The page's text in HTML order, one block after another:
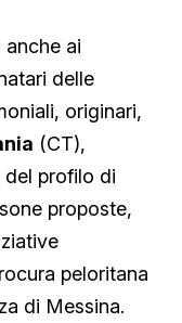
ai
delle
originari,
(CT),
profilo di
proposte,
peloritana
di Messina.